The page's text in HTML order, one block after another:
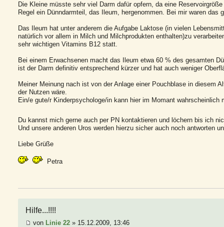
Die Kleine müsste sehr viel Darm dafür opfern, da eine
Regel ein Dünndarmteil, das Ileum, hergenommen. Bei mir waren das
Das Ileum hat unter anderem die Aufgabe Laktose (in vielen
natürlich vor allem in Milch und Milchprodukten enthalten)zu
sehr wichtigen Vitamins B12 statt.
Bei einem Erwachsenen macht das Ileum etwa 60 % des gesamten
ist der Darm definitiv entsprechend kürzer und hat auch weniger
Meiner Meinung nach ist von der Anlage einer Pouchblase in diesem
der Nutzen wäre.
Ein/e gute/r Kinderpsychologe/in kann hier im Momant wahrscheinlich
Du kannst mich gerne auch per PN kontaktieren und löchern bis ich
Und unsere anderen Uros werden hierzu sicher auch noch antworten
Liebe Grüße
Petra
Hilfe...!!!!
von Linie 22 » 15.12.2009, 13:46